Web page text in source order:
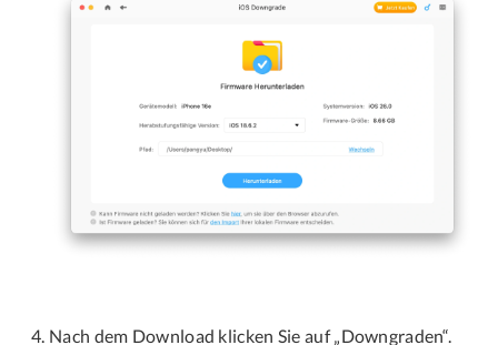
Nach dem Download klicken Sie auf „Downgraden“.